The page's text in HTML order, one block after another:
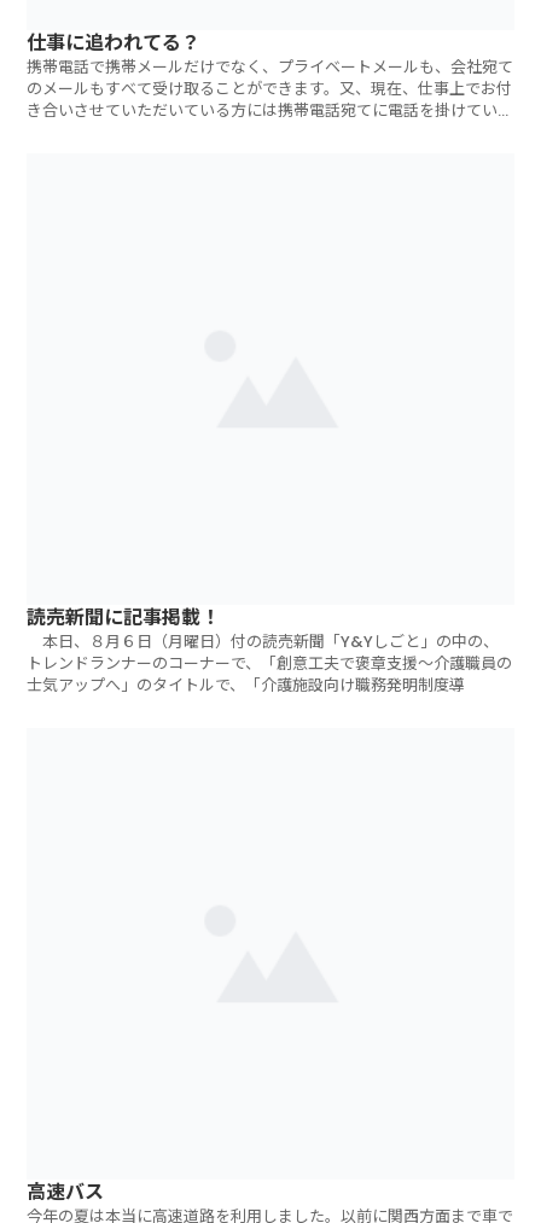
仕事に追われてる？
携帯電話で携帯メールだけでなく、プライベートメールも、会社宛て
のメールもすべて受け取ることができます。又、現在、仕事上でお付
き合いさせていただいている方には携帯電話宛てに電話を掛けていた
読売新聞に記事掲載！
本日、８月６日（月曜日）付の読売新聞「Y&Yしごと」の中の、
トレンドランナーのコーナーで、「創意工夫で褒章支援～介護職員の
士気アップへ」のタイトルで、「介護施設向け職務発明制度導
高速バス
今年の夏は本当に高速道路を利用しました。以前に関西方面まで車で